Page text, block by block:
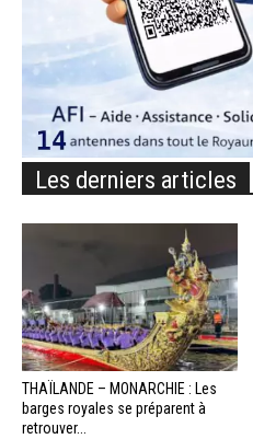
Les derniers articles
THAÏLANDE – MONARCHIE : Les
barges royales se préparent à
retrouver...